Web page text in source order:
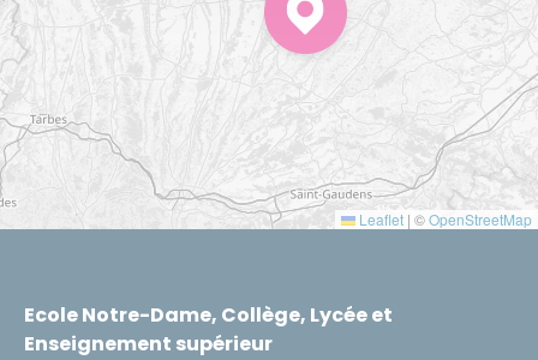
Leaflet | ©OpenStreetMap
Ecole Notre-Dame, Collège, Lycée et
Enseignement supérieur